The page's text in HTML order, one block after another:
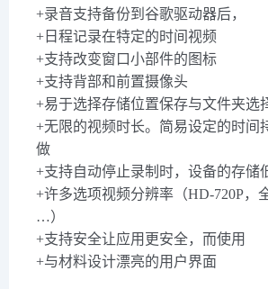
+录音支持备份到谷歌驱动器后，
+日程记录在特定的时间视频
+支持改变窗口小部件的图标
+支持背部和前置摄像头
+易于选择存储位置保存与文件夹选
+无限的视频时长。简易设定的时间
做
+支持自动停止录制时，设备的存储
+许多选项视频分辨率（HD-720P，
…）
+支持安全让应用更安全，而使用
+与材料设计漂亮的用户界面